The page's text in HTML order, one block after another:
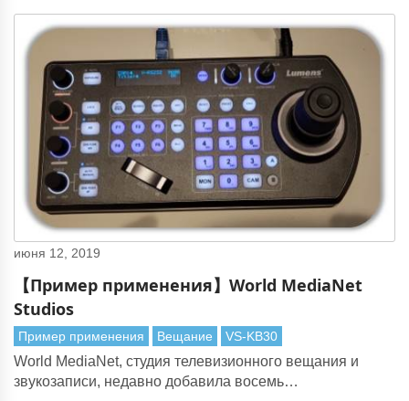
июня 12, 2019
【Пример применения】World MediaNet
Studios
Пример применения Вещание VS-KB30
World MediaNet, студия телевизионного вещания и
звукозаписи, недавно добавила восемь